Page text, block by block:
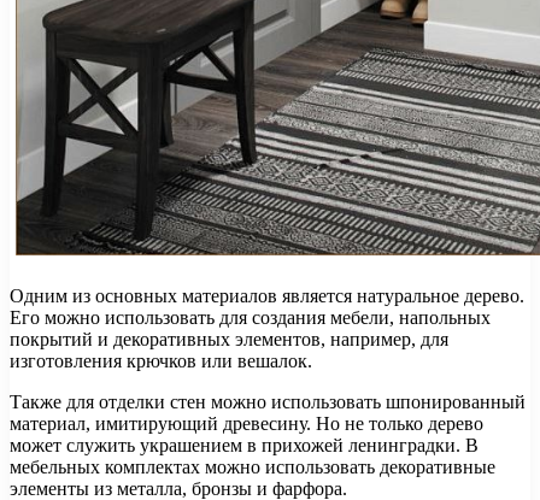
Одним из основных материалов является натуральное дерево.
Его можно использовать для создания мебели, напольных
покрытий и декоративных элементов, например, для
изготовления крючков или вешалок.
Также для отделки стен можно использовать шпонированный
материал, имитирующий древесину. Но не только дерево
может служить украшением в прихожей ленинградки. В
мебельных комплектах можно использовать декоративные
элементы из металла, бронзы и фарфора.